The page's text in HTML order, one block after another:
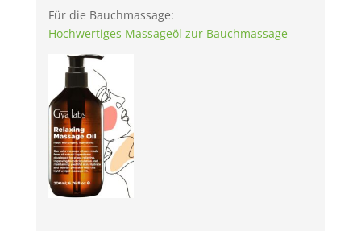
Für die Bauchmassage:
Hochwertiges Massageöl zur Bauchmassage